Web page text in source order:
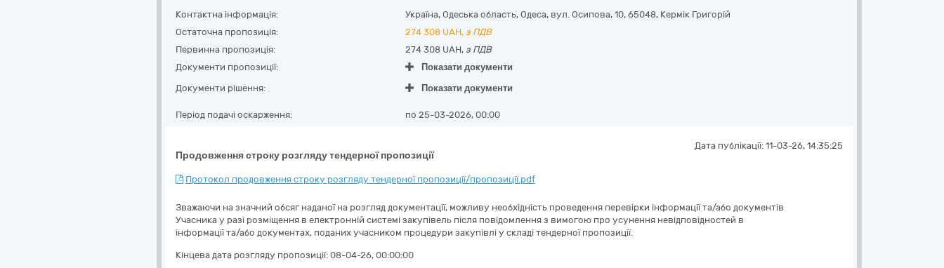
Контактна інформація:
Україна, Одеська область, Одеса, вул. Осипова, 10, 65048, Кермік Григорій
Остаточна пропозиція:
274 308 UAH, з ПДВ
Первинна пропозиція:
274 308 UAH, з ПДВ
Документи пропозиції:
Показати документи
Документи рішення:
Показати документи
Період подачі оскарження: по 25-03-2026, 00:00
Продовження строку розгляду тендерної пропозиції
Дата публікації: 11-03-26, 14:35:25
Протокол продовження строку розгляду тендерної пропозиції/пропозиції.pdf
Зважаючи на значний обсяг наданої на розгляд документації, можливу необхідність проведення перевірки інформації та/або документів
Учасника у разі розміщення в електронній системі закупівель після повідомлення з вимогою про усунення невідповідностей в
інформації та/або документах, поданих учасником процедури закупівлі у складі тендерної пропозиції.
Кінцева дата розгляду пропозиції: 08-04-26, 00:00:00